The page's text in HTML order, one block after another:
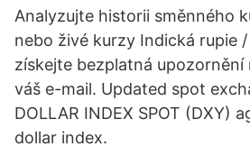
Analyzujte historii směnného
nebo živé kurzy Indická rupie
získejte bezplatná upozornění
váš e-mail. Updated spot
DOLLAR INDEX SPOT (DXY)
dollar index.